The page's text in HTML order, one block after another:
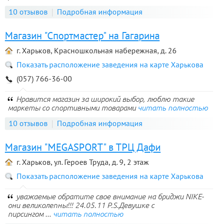
10 отзывов Подробная информация
Магазин "Спортмастер" на Гагарина
г. Харьков, Красношкольная набережная, д. 26
Показать расположение заведения на карте Харькова
(057) 766-36-00
Нравится магазин за широкий выбор, люблю такие
маркеты со спортивными товарами читать полностью
10 отзывов Подробная информация
Магазин "MEGASPORT" в ТРЦ Дафи
г. Харьков, ул. Героев Труда, д. 9, 2 этаж
Показать расположение заведения на карте Харькова
уважаемые обратите свое внимание на бриджи NIKE-
они великолепны!!! 24.05.11 P.S.Девушке с
пирсингом ... читать полностью